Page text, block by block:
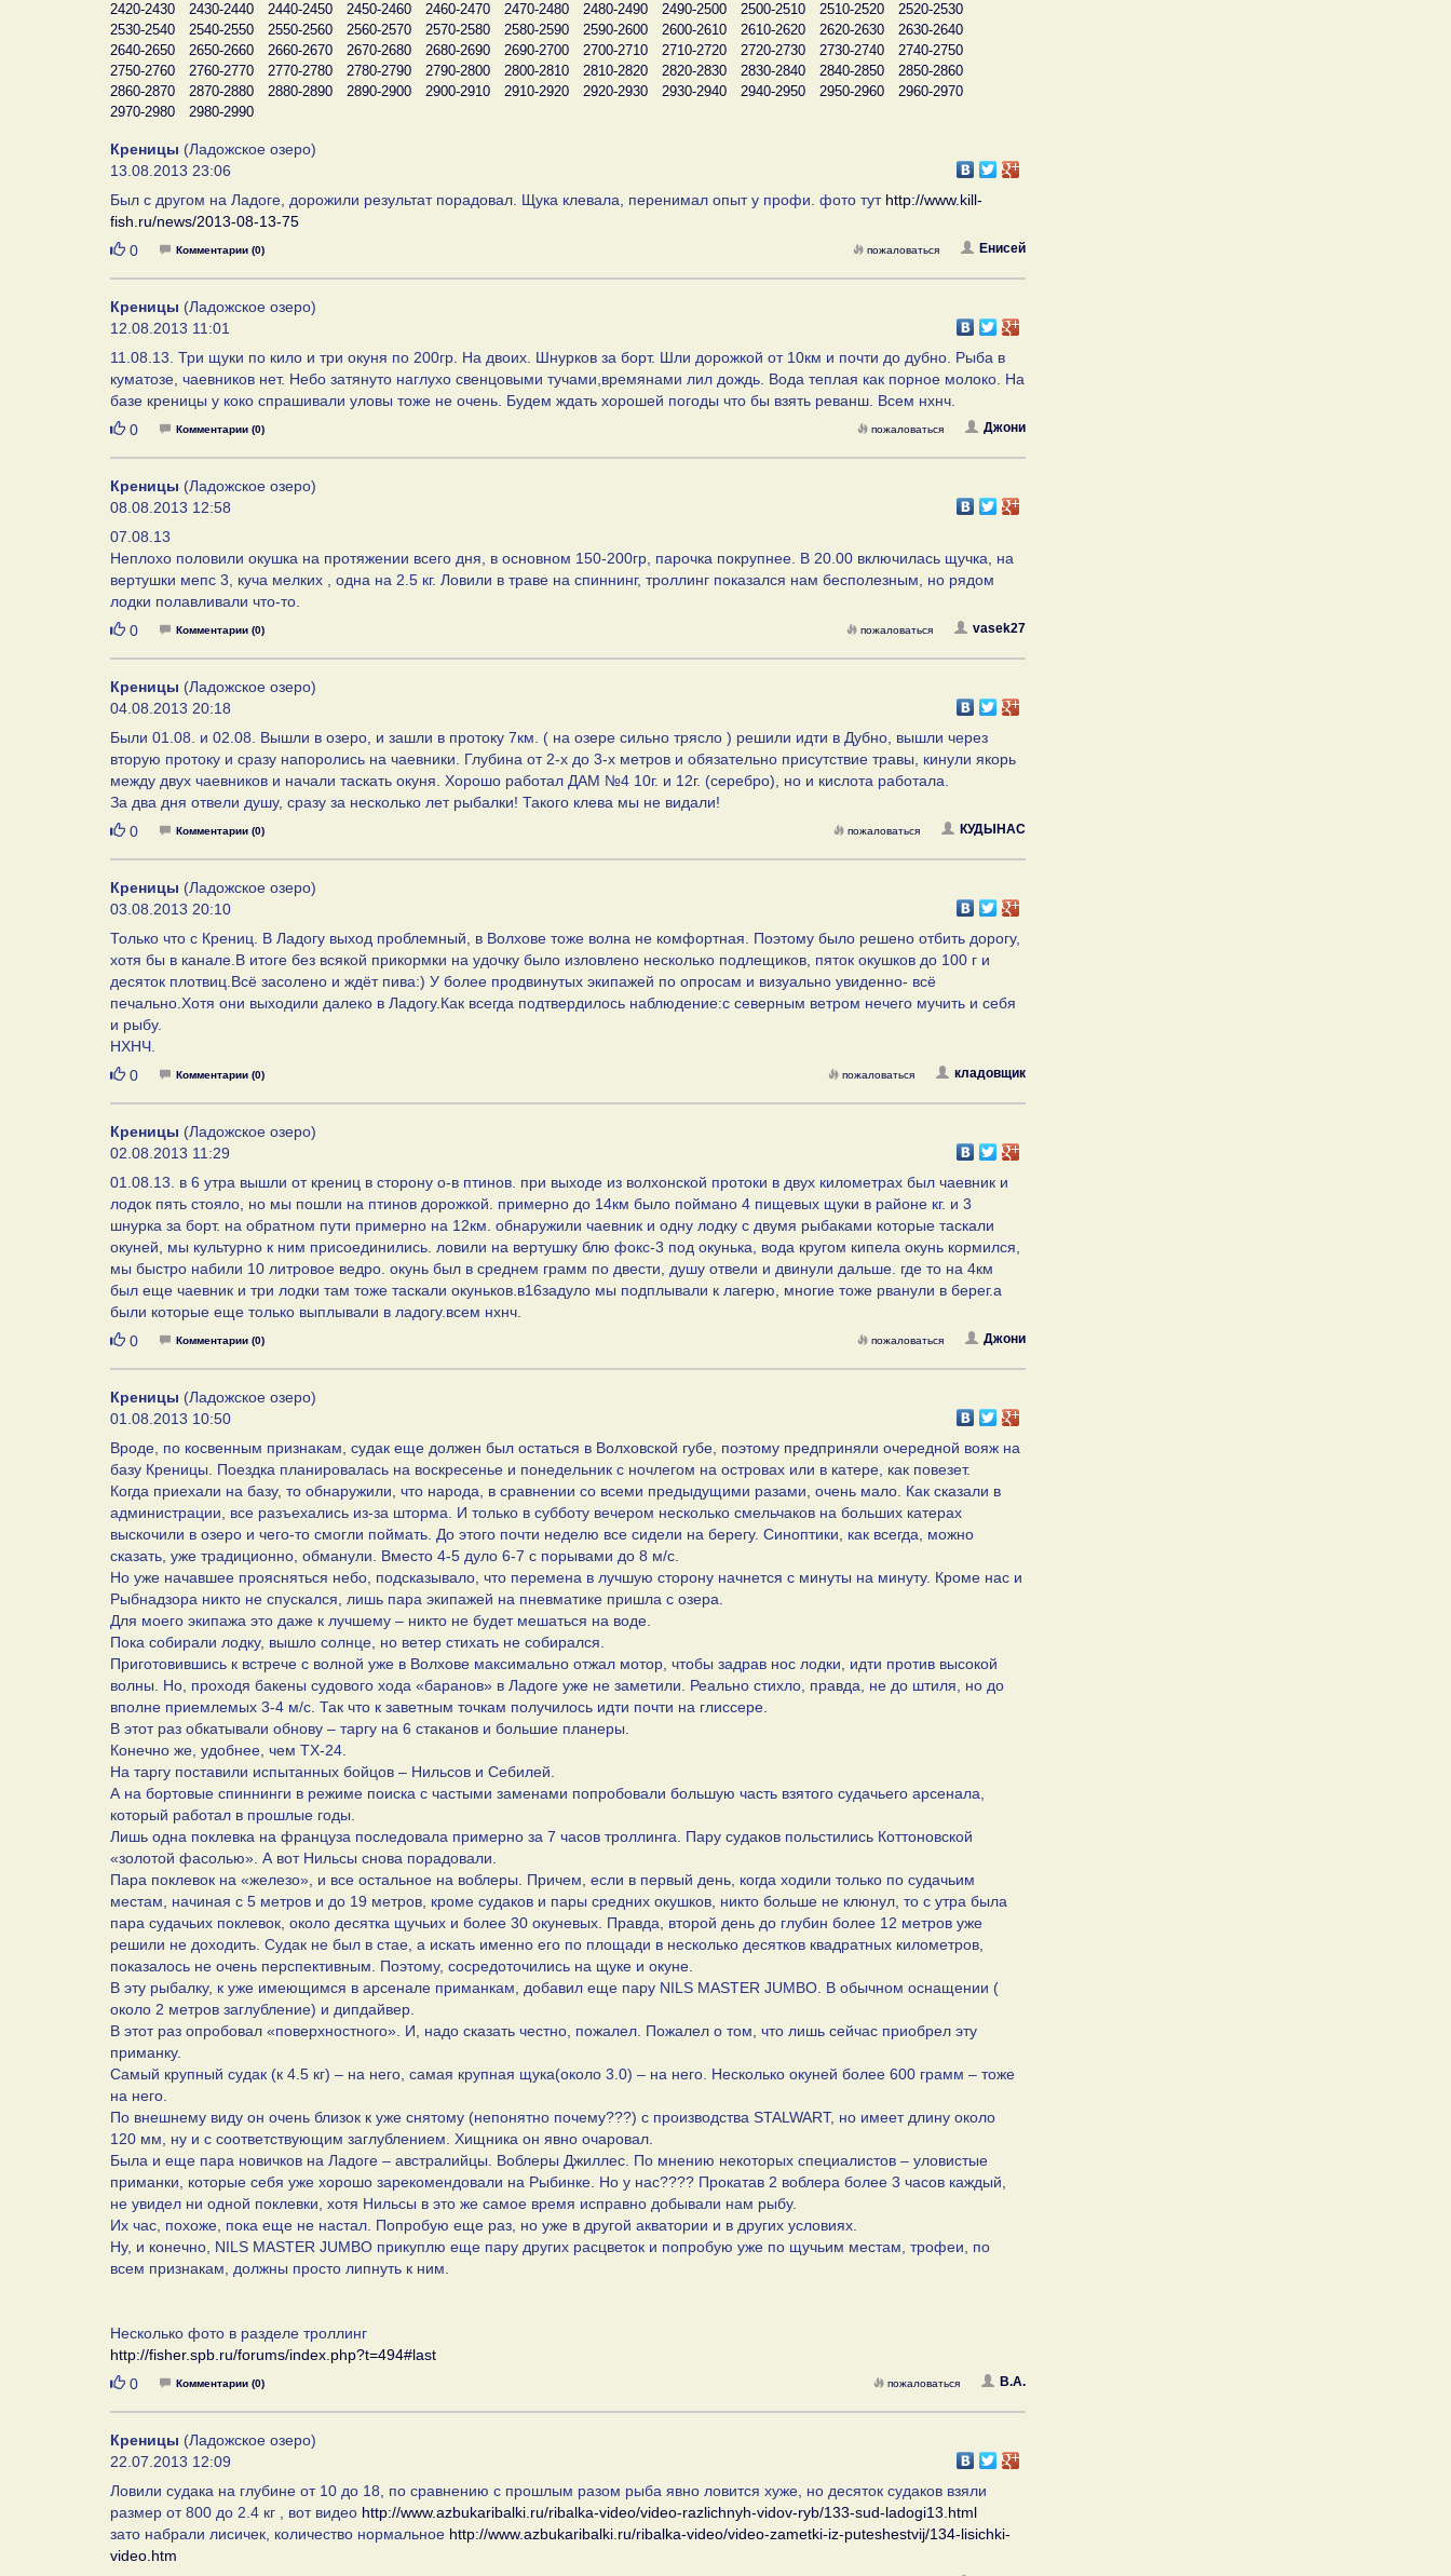
2420-2430
2430-2440 2440-2450 2450-2460 2460-2470 2470-2480 2480-2490 2490-2500 2500-2510 2510-2520
2520-2530
2530-2540
2540-2550 2550-2560 2560-2570 2570-2580 2580-2590 2590-2600 2600-2610 2610-2620 2620-2630
2630-2640
2640-2650
2650-2660 2660-2670 2670-2680 2680-2690 2690-2700 2700-2710 2710-2720 2720-2730 2730-2740
2740-2750
2750-2760
2760-2770 2770-2780 2780-2790 2790-2800 2800-2810 2810-2820 2820-2830 2830-2840 2840-2850
2850-2860
2860-2870
2870-2880 2880-2890 2890-2900 2900-2910 2910-2920 2920-2930 2930-2940 2940-2950 2950-2960
2960-2970
2970-2980
2980-2990
Креницы (Ладожское озеро)
13.08.2013 23:06
Был с другом на Ладоге, дорожили результат порадовал. Щука клевала, перенимал опыт у профи. фото тут http://www.kill-
fish.ru/news/2013-08-13-75
Нравится
0 Комментарии (0) Енисей
пожаловаться
Креницы (Ладожское озеро)
12.08.2013 11:01
11.08.13. Три щуки по кило и три окуня по 200гр. На двоих. Шнурков за борт. Шли дорожкой от 10км и почти до дубно. Рыба в
куматозе, чаевников нет. Небо затянуто наглухо свенцовыми тучами,времянами лил дождь. Вода теплая как порное молоко. На
базе креницы у коко спрашивали уловы тоже не очень. Будем ждать хорошей погоды что бы взять реванш. Всем нхнч.
Нравится
0 Комментарии (0) Джони
пожаловаться
Креницы (Ладожское озеро)
08.08.2013 12:58
07.08.13
Неплохо половили окушка на протяжении всего дня, в основном 150-200гр, парочка покрупнее. В 20.00 включилась щучка, на
вертушки мепс 3, куча мелких , одна на 2.5 кг. Ловили в траве на спиннинг, троллинг показался нам бесполезным, но рядом
лодки полавливали что-то.
Нравится
0 Комментарии (0) vasek27
пожаловаться
Креницы (Ладожское озеро)
04.08.2013 20:18
Были 01.08. и 02.08. Вышли в озеро, и зашли в протоку 7км. ( на озере сильно трясло ) решили идти в Дубно, вышли через
вторую протоку и сразу напоролись на чаевники. Глубина от 2-х до 3-х метров и обязательно присутствие травы, кинули якорь
между двух чаевников и начали таскать окуня. Хорошо работал ДАМ №4 10г. и 12г. (серебро), но и кислота работала.
За два дня отвели душу, сразу за несколько лет рыбалки! Такого клева мы не видали!
Нравится
0 Комментарии (0) КУДЫНАС
пожаловаться
Креницы (Ладожское озеро)
03.08.2013 20:10
Только что с Крениц. В Ладогу выход проблемный, в Волхове тоже волна не комфортная. Поэтому было решено отбить дорогу,
хотя бы в канале.В итоге без всякой прикормки на удочку было изловлено несколько подлещиков, пяток окушков до 100 г и
десяток плотвиц.Всё засолено и ждёт пива:) У более продвинутых экипажей по опросам и визуально увиденно- всё
печально.Хотя они выходили далеко в Ладогу.Как всегда подтвердилось наблюдение:с северным ветром нечего мучить и себя
и рыбу.
НХНЧ.
Нравится
0 Комментарии (0) кладовщик
пожаловаться
Креницы (Ладожское озеро)
02.08.2013 11:29
01.08.13. в 6 утра вышли от крениц в сторону о-в птинов. при выходе из волхонской протоки в двух километрах был чаевник и
лодок пять стояло, но мы пошли на птинов дорожкой. примерно до 14км было поймано 4 пищевых щуки в районе кг. и 3
шнурка за борт. на обратном пути примерно на 12км. обнаружили чаевник и одну лодку с двумя рыбаками которые таскали
окуней, мы культурно к ним присоединились. ловили на вертушку блю фокс-3 под окунька, вода кругом кипела окунь кормился,
мы быстро набили 10 литровое ведро. окунь был в среднем грамм по двести, душу отвели и двинули дальше. где то на 4км
был еще чаевник и три лодки там тоже таскали окуньков.в16задуло мы подплывали к лагерю, многие тоже рванули в берег.а
были которые еще только выплывали в ладогу.всем нхнч.
Нравится
0 Комментарии (0) Джони
пожаловаться
Креницы (Ладожское озеро)
01.08.2013 10:50
Вроде, по косвенным признакам, судак еще должен был остаться в Волховской губе, поэтому предприняли очередной вояж на
базу Креницы. Поездка планировалась на воскресенье и понедельник с ночлегом на островах или в катере, как повезет.
Когда приехали на базу, то обнаружили, что народа, в сравнении со всеми предыдущими разами, очень мало. Как сказали в
администрации, все разъехались из-за шторма. И только в субботу вечером несколько смельчаков на больших катерах
выскочили в озеро и чего-то смогли поймать. До этого почти неделю все сидели на берегу. Синоптики, как всегда, можно
сказать, уже традиционно, обманули. Вместо 4-5 дуло 6-7 с порывами до 8 м/с.
Но уже начавшее проясняться небо, подсказывало, что перемена в лучшую сторону начнется с минуты на минуту. Кроме нас и
Рыбнадзора никто не спускался, лишь пара экипажей на пневматике пришла с озера.
Для моего экипажа это даже к лучшему – никто не будет мешаться на воде.
Пока собирали лодку, вышло солнце, но ветер стихать не собирался.
Приготовившись к встрече с волной уже в Волхове максимально отжал мотор, чтобы задрав нос лодки, идти против высокой
волны. Но, проходя бакены судового хода «баранов» в Ладоге уже не заметили. Реально стихло, правда, не до штиля, но до
вполне приемлемых 3-4 м/с. Так что к заветным точкам получилось идти почти на глиссере.
В этот раз обкатывали обнову – таргу на 6 стаканов и большие планеры.
Конечно же, удобнее, чем ТХ-24.
На таргу поставили испытанных бойцов – Нильсов и Себилей.
А на бортовые спиннинги в режиме поиска с частыми заменами попробовали большую часть взятого судачьего арсенала,
который работал в прошлые годы.
Лишь одна поклевка на француза последовала примерно за 7 часов троллинга. Пару судаков польстились Коттоновской
«золотой фасолью». А вот Нильсы снова порадовали.
Пара поклевок на «железо», и все остальное на воблеры. Причем, если в первый день, когда ходили только по судачьим
местам, начиная с 5 метров и до 19 метров, кроме судаков и пары средних окушков, никто больше не клюнул, то с утра была
пара судачьих поклевок, около десятка щучьих и более 30 окуневых. Правда, второй день до глубин более 12 метров уже
решили не доходить. Судак не был в стае, а искать именно его по площади в несколько десятков квадратных километров,
показалось не очень перспективным. Поэтому, сосредоточились на щуке и окуне.
В эту рыбалку, к уже имеющимся в арсенале приманкам, добавил еще пару NILS MASTER JUMBO. В обычном оснащении (
около 2 метров заглубление) и дипдайвер.
В этот раз опробовал «поверхностного». И, надо сказать честно, пожалел. Пожалел о том, что лишь сейчас приобрел эту
приманку.
Самый крупный судак (к 4.5 кг) – на него, самая крупная щука(около 3.0) – на него. Несколько окуней более 600 грамм – тоже
на него.
По внешнему виду он очень близок к уже снятому (непонятно почему???) с производства STALWART, но имеет длину около
120 мм, ну и с соответствующим заглублением. Хищника он явно очаровал.
Была и еще пара новичков на Ладоге – австралийцы. Воблеры Джиллес. По мнению некоторых специалистов – уловистые
приманки, которые себя уже хорошо зарекомендовали на Рыбинке. Но у нас???? Прокатав 2 воблера более 3 часов каждый,
не увидел ни одной поклевки, хотя Нильсы в это же самое время исправно добывали нам рыбу.
Их час, похоже, пока еще не настал. Попробую еще раз, но уже в другой акватории и в других условиях.
Ну, и конечно, NILS MASTER JUMBO прикуплю еще пару других расцветок и попробую уже по щучьим местам, трофеи, по
всем признакам, должны просто липнуть к ним.
Несколько фото в разделе троллинг
http://fisher.spb.ru/forums/index.php?t=494#last
Нравится
0 Комментарии (0) В.А.
пожаловаться
Креницы (Ладожское озеро)
22.07.2013 12:09
Ловили судака на глубине от 10 до 18, по сравнению с прошлым разом рыба явно ловится хуже, но десяток судаков взяли
размер от 800 до 2.4 кг , вот видео http://www.azbukaribalki.ru/ribalka-video/video-razlichnyh-vidov-ryb/133-sud-ladogi13.html
зато набрали лисичек, количество нормальное http://www.azbukaribalki.ru/ribalka-video/video-zametki-iz-puteshestvij/134-lisichki-
video.htm